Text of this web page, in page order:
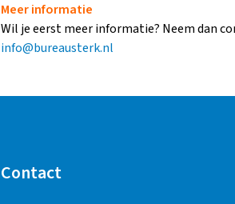
Meer informatie
Wil je eerst meer informatie? Neem dan
info@bureausterk.nl
Contact